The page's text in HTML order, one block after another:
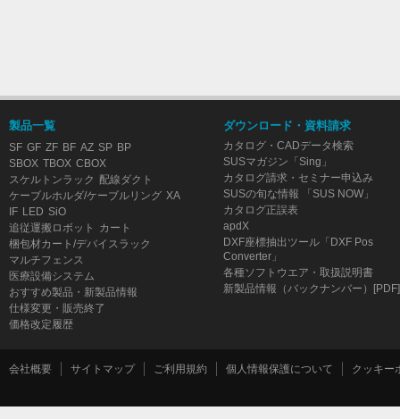
製品一覧
SF GF ZF BF AZ SP BP
SBOX TBOX CBOX
スケルトンラック 配線ダクト
ケーブルホルダ/ケーブルリング XA
IF LED SiO
追従運搬ロボット
カート
梱包材カート/デバイスラック
マルチフェンス
医療設備システム
おすすめ製品・新製品情報
仕様変更・販売終了
価格改定履歴
ダウンロード・資料請求
カタログ・CADデータ検索
SUSマガジン「Sing」
カタログ請求・セミナー申込み
SUSの旬な情報 「SUS NOW」
カタログ正誤表
apdX
DXF座標抽出ツール「DXF Pos
Converter」
各種ソフトウエア・取扱説明書
新製品情報（バックナンバー）[PDF]
会社概要 サイトマップ ご利用規約 個人情報保護について クッキー